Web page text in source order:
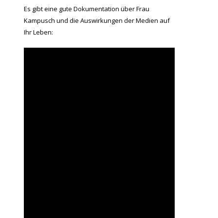
Es gibt eine gute Dokumentation über Frau
Kampusch und die Auswirkungen der Medien auf
Ihr Leben: